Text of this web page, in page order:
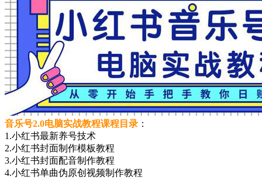
音乐号2.0电脑实战教程课程目录 ：
1.小红书最新养号技术
2.小红书封面制作模板教程
3.小红书封面配音制作教程
4.小红书单曲伪原创视频制作教程